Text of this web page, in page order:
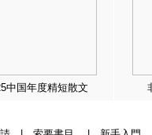
中国年度精短散文